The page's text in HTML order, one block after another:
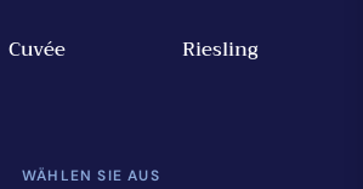
Cuvée Riesling
WÄHLEN SIE AUS